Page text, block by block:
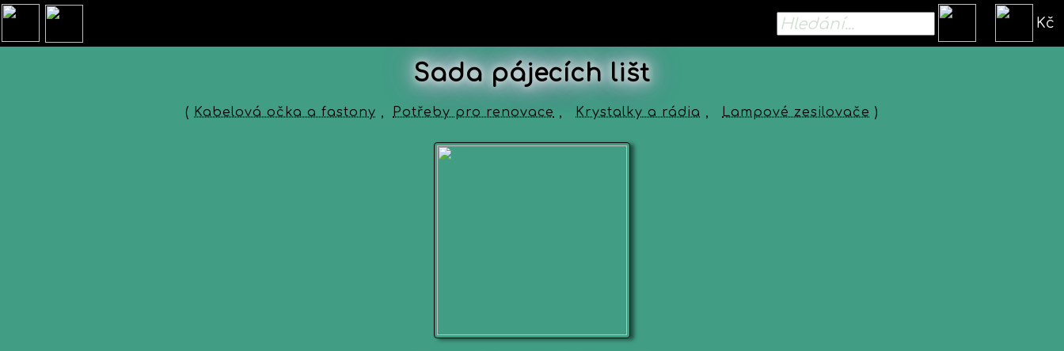
Kč
Sada pájecích lišt
( Kabelová očka a fastony , Potřeby pro renovace , Krystalky a rádia , Lampové zesilovače )